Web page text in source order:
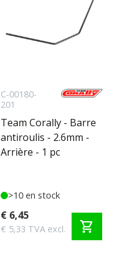
C-00180-
201
Team Corally - Barre
antiroulis - 2.6mm -
Arrière - 1 pc
>10 en stock
€ 6,45
€ 5,33 TVA excl. shopping_cart